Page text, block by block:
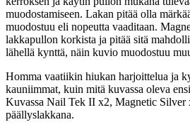
muodostamiseen. Lakan pitää olla
muodostuu eli nopeutta vaaditaan.
lakkapullon korkista ja pitää sitä
lähellä kynttä, näin kuvio muodostuu
Homma vaatiikin hiukan harjoittelua ja
kauniimmat, kuin mitä kuvassa oleva
Kuvassa Nail Tek II x2, Magnetic Silver
päällyslakkana.